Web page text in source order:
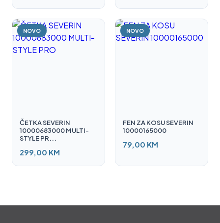
NOVO
ČETKA SEVERIN
10000683000 MULTI-
STYLE PR...
299,00 KM
NOVO
FEN ZA KOSU SEVERIN
10000165000
79,00 KM